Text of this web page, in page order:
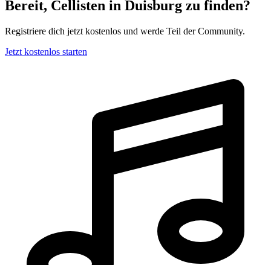
Bereit, Cellisten in Duisburg zu finden?
Registriere dich jetzt kostenlos und werde Teil der Community.
Jetzt kostenlos starten